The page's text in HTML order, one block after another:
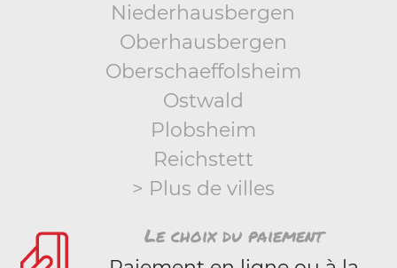
Niederhausbergen
Oberhausbergen
Oberschaeffolsheim
Ostwald
Plobsheim
Reichstett
> Plus de villes
Le choix du paiement